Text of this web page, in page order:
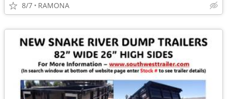
8/7 RAMONA